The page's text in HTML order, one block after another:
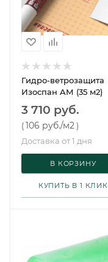
Гидро-ветрозащита
Изоспан AМ (35 м2)
3 710 руб.
(106 руб./м2)
Доставка от 1 дня
В КОРЗИНУ
КУПИТЬ В 1 КЛИК